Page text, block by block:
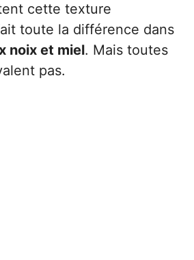
cette texture
toute la différence dans
noix et miel. Mais toutes
pas.